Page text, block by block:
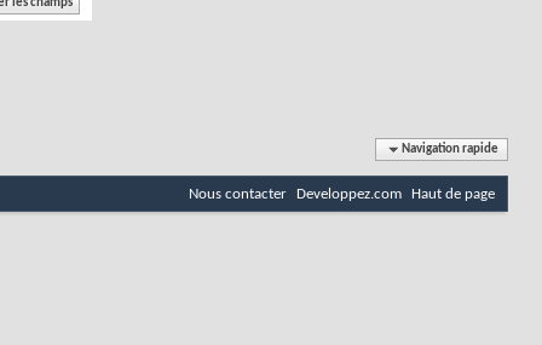
Navigation rapide
Nous contacter Developpez.com Haut de page